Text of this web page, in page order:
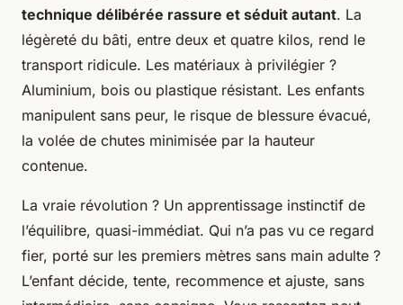
technique délibérée rassure et séduit autant. La
légèreté du bâti, entre deux et quatre kilos, rend le
transport ridicule. Les matériaux à privilégier ?
Aluminium, bois ou plastique résistant. Les enfants
manipulent sans peur, le risque de blessure évacué,
la volée de chutes minimisée par la hauteur
contenue.
La vraie révolution ? Un apprentissage instinctif de
l’équilibre, quasi-immédiat. Qui n’a pas vu ce regard
fier, porté sur les premiers mètres sans main adulte ?
L’enfant décide, tente, recommence et ajuste, sans